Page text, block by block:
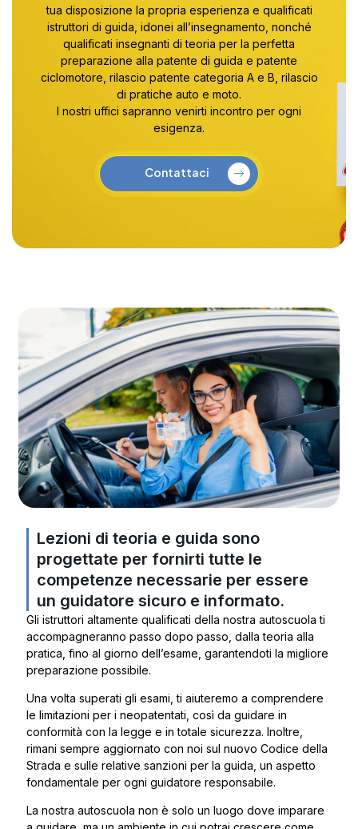
tua disposizione la propria esperienza e qualificati
istruttori di guida, idonei all’insegnamento, nonché
qualificati insegnanti di teoria per la perfetta
preparazione alla patente di guida e patente
ciclomotore, rilascio patente categoria A e B, rilascio
di pratiche auto e moto.
I nostri uffici sapranno venirti incontro per ogni
esigenza.
Contattaci
Lezioni di teoria e guida sono
progettate per fornirti tutte le
competenze necessarie per essere
un guidatore sicuro e informato.
Gli istruttori altamente qualificati della nostra autoscuola ti
accompagneranno passo dopo passo, dalla teoria alla
pratica, fino al giorno dell’esame, garantendoti la migliore
preparazione possibile.
Una volta superati gli esami, ti aiuteremo a comprendere
le limitazioni per i neopatentati, così da guidare in
conformità con la legge e in totale sicurezza. Inoltre,
rimani sempre aggiornato con noi sul nuovo Codice della
Strada e sulle relative sanzioni per la guida, un aspetto
fondamentale per ogni guidatore responsabile.
La nostra autoscuola non è solo un luogo dove imparare